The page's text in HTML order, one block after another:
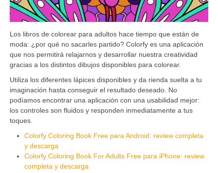
Los libros de colorear para adultos hace tiempo que están de
moda: ¿por qué no sacarles partido? Colorfy es una aplicación
que nos permitirá relajarnos y desarrollar nuestra creatividad
gracias a los distintos dibujos disponibles para colorear.
Utiliza los diferentes lápices disponibles y da rienda suelta a tu
imaginación hasta conseguir el resultado deseado. No
podíamos encontrar una aplicación con una usabilidad mejor:
los controles son fluidos y responden inmediatamente a tus
toques.
Colorfy Coloring Book Free para Android: review completa
y descarga
Colorfy Coloring Book For Adults Free para iPhone: review
completa y descarga